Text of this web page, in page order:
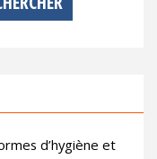
d’hygiène et